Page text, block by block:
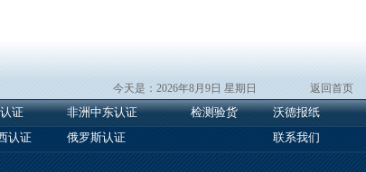
今天是：2026年8月9日 星期日 返回首页
证 非洲中东认证 检测验货
沃德报纸
认证 俄罗斯认证 联系我们